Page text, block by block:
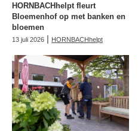
HORNBACHhelpt fleurt
Bloemenhof op met banken en
bloemen
13 juli 2026 | HORNBACHhelpt